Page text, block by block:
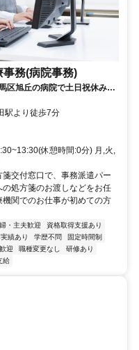
務(病院事務)
区旭丘の病院で土日祝休み＆
寄駅：江古田駅 江古田駅より徒歩7分
休憩時間:0分) 月,火,
交付窓口で、事務派遣パー
の処方箋のお渡しなどをお任
関でのお仕事が初めての方
・主夫歓迎
資格取得支援あり
績あり 学歴不問
固定時間制
迎 職種変更なし
研修あり
給